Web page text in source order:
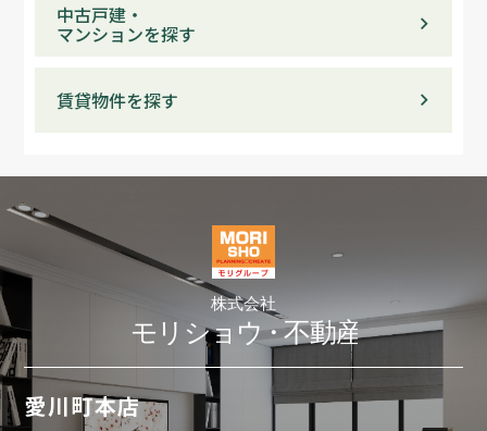
中古戸建・
マンションを探す
賃貸物件を探す
愛川町本店